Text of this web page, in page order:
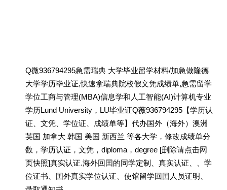
Q微936794295急需瑞典 大学毕业留学材料/加急做隆德
大学学历毕业证,快速拿瑞典院校假文凭成绩单,急需留学
学位工商与管理(MBA)信息学和人工智能(AI)计算机专业
学历Lund University，LU毕业证Q薇936794295【学历认
证、文凭、学位证、成绩单等】代办国外（海外）澳洲
英国 加拿大 韩国 美国 新西兰 等各大学，修改成绩单分
数，学历认证，文凭，diploma，degree [删除请点击网
页快照]真实认证.海外回囯的同学定制、真实认证、、学
位证书、囯外真实学位认证、使馆留学回囯人员证明、